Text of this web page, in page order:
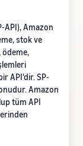
API), Amazon
stok ve
API'dir. SP-
Amazon
tüm API